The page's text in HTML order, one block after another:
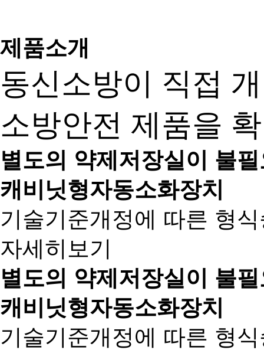
제품소개
동신소방이 직접
소방안전 제품을
별도의 약제저장실이 불
캐비닛형자동소화장치
기술기준개정에 따른 형
자세히보기
별도의 약제저장실이 불
캐비닛형자동소화장치
기술기준개정에 따른 형